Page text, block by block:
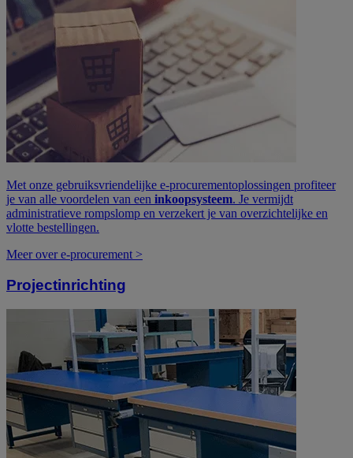
Met onze gebruiksvriendelijke e-procurementoplossingen profiteer
je van alle voordelen van een inkoopsysteem. Je vermijdt
administratieve rompslomp en verzekert je van overzichtelijke en
vlotte bestellingen.
Meer over e-procurement >
Projectinrichting